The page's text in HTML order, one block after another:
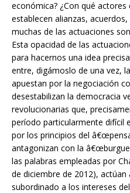
económica? ¿Con qué
establecen alianzas,
muchas de las actuaciones
Esta opacidad de las
para hacernos una idea
entre, digámoslo de una vez,
apuestan por la negociación
desestabilizan la democracia
revolucionarias que,
período particularmente difícil
por los principios del
antagonizan con la
las palabras empleadas por
de diciembre de 2012),
subordinado a los intereses del